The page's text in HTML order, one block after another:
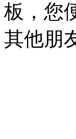
板，您
其他朋